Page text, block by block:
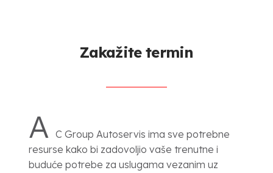
Zakažite termin
A C Group Autoservis ima sve potrebne
resurse kako bi zadovoljio vaše trenutne i
buduće potrebe za uslugama vezanim uz